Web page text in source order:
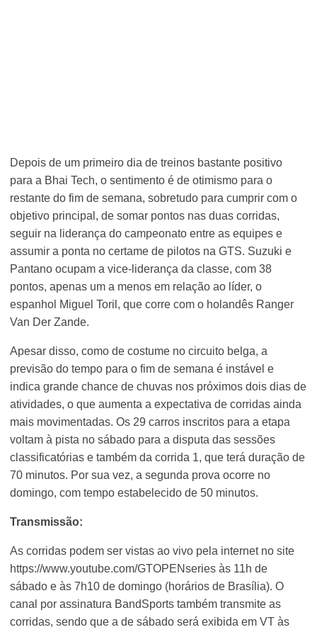
Depois de um primeiro dia de treinos bastante positivo
para a Bhai Tech, o sentimento é de otimismo para o
restante do fim de semana, sobretudo para cumprir com o
objetivo principal, de somar pontos nas duas corridas,
seguir na liderança do campeonato entre as equipes e
assumir a ponta no certame de pilotos na GTS. Suzuki e
Pantano ocupam a vice-liderança da classe, com 38
pontos, apenas um a menos em relação ao líder, o
espanhol Miguel Toril, que corre com o holandês Ranger
Van Der Zande.
Apesar disso, como de costume no circuito belga, a
previsão do tempo para o fim de semana é instável e
indica grande chance de chuvas nos próximos dois dias de
atividades, o que aumenta a expectativa de corridas ainda
mais movimentadas. Os 29 carros inscritos para a etapa
voltam à pista no sábado para a disputa das sessões
classificatórias e também da corrida 1, que terá duração de
70 minutos. Por sua vez, a segunda prova ocorre no
domingo, com tempo estabelecido de 50 minutos.
Transmissão:
As corridas podem ser vistas ao vivo pela internet no site
https://www.youtube.com/GTOPENseries às 11h de
sábado e às 7h10 de domingo (horários de Brasília). O
canal por assinatura BandSports também transmite as
corridas, sendo que a de sábado será exibida em VT às